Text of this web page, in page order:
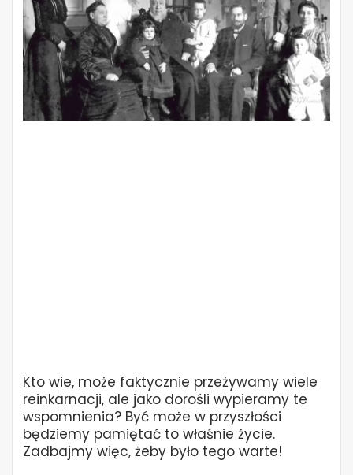
Kto wie, może faktycznie przeżywamy wiele
reinkarnacji, ale jako dorośli wypieramy te
wspomnienia? Być może w przyszłości
będziemy pamiętać to właśnie życie.
Zadbajmy więc, żeby było tego warte!